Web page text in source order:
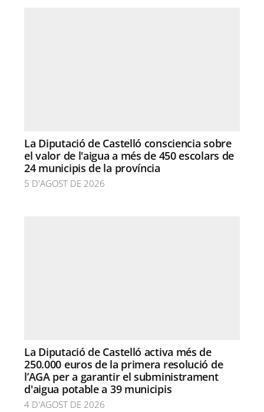
La Diputació de Castelló consciencia sobre
el valor de l'aigua a més de 450 escolars de
24 municipis de la província
5 D'AGOST DE 2026
La Diputació de Castelló activa més de
250.000 euros de la primera resolució de
l’AGA per a garantir el subministrament
d'aigua potable a 39 municipis
4 D'AGOST DE 2026